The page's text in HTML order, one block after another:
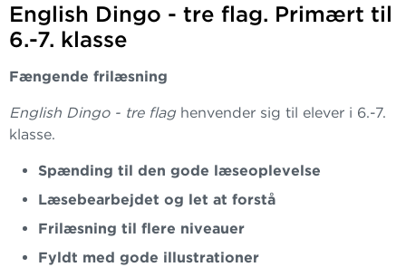
English Dingo - tre flag. Primært til
6.-7. klasse
Fængende frilæsning
English Dingo - tre flag henvender sig til elever i 6.-7.
klasse.
Spænding til den gode læseoplevelse
Læsebearbejdet og let at forstå
Frilæsning til flere niveauer
Fyldt med gode illustrationer